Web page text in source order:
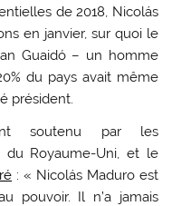
de 2018, Nicolás
en janvier, sur quoi le
Guaidó – un homme
du pays avait même
président.
soutenu par les
du Royaume-Uni, et le
: « Nicolás Maduro est
pouvoir. Il n’a jamais